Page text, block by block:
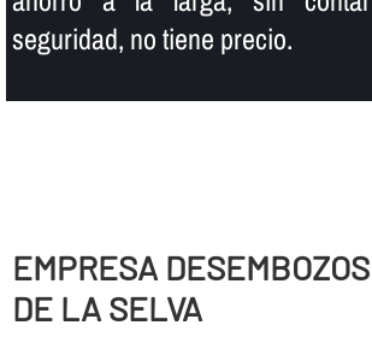
seguridad, no tiene precio.
EMPRESA
DE LA SELVA